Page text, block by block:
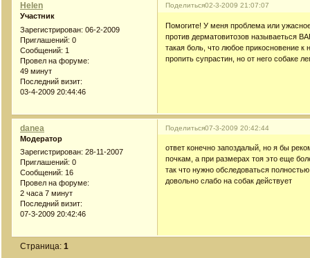
Поделиться02-3-2009 21:07:07
Helen
Участник
Зарегистрирован: 06-2-2009
Приглашений: 0
Сообщений: 1
Провел на форуме:
49 минут
Последний визит:
03-4-2009 20:44:46
Помогите! У меня проблема или
против дерматовитозов называеться
такая боль, что любое прикосновение к
пропить супрастин, но от него собаке
Поделиться07-3-2009 20:42:44
danea
Модератор
Зарегистрирован: 28-11-2007
Приглашений: 0
Сообщений: 16
Провел на форуме:
2 часа 7 минут
Последний визит:
07-3-2009 20:42:46
ответ конечно запоздалый, но я бы
почкам, а при размерах тоя это еще
так что нужно обследоваться
довольно слабо на собак действует
Страница:1